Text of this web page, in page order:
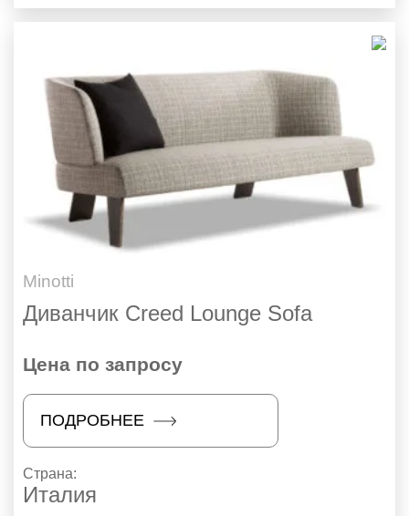
Minotti
Диванчик Creed Lounge Sofa
Цена по запросу
ПОДРОБНЕЕ
Страна:
Италия